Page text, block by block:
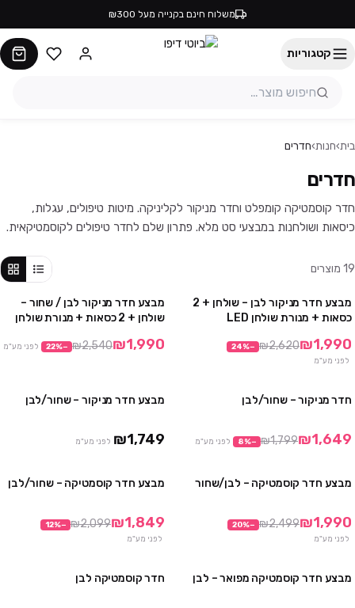
משלוח חינם בקנייה מעל ₪300
קטגוריות
בית›חנות›חדרים
חדרים
חדר קוסמטיקה קומפלט וחדר מניקור לקליניקה. מיטות טיפולים, עגלות,
כיסאות ושולחנות במבצעי סט מלא. פתרון שלם לחדר טיפולים לקוסמטיקאית.
19 מוצרים
מבצע חדר מניקור לבן – שולחן + 2
כסאות + מנורת שולחן LED
₪1,990
₪2,620
−
24%
לפני מע"מ
מבצע
מבצע חדר מניקור לבן / שחור –
שולחן + 2 כסאות + מנורת שולחן
₪1,990
₪2,540
−
22% לפני מע"מ
חדר מניקור – שחור/לבן
₪1,649
₪1,799
−
8% לפני מע"מ
מבצע חדר מניקור – שחור/לבן
₪1,749 לפני מע"מ
מבצע חדר קוסמטיקה – לבן/שחור
₪1,990
₪2,499
−
20%
לפני מע"מ
מבצע חדר קוסמטיקה – שחור/לבן
₪1,849
₪2,099
−
12%
לפני מע"מ
מבצע חדר קוסמטיקה מפואר – לבן חדר קוסמטיקה לבן